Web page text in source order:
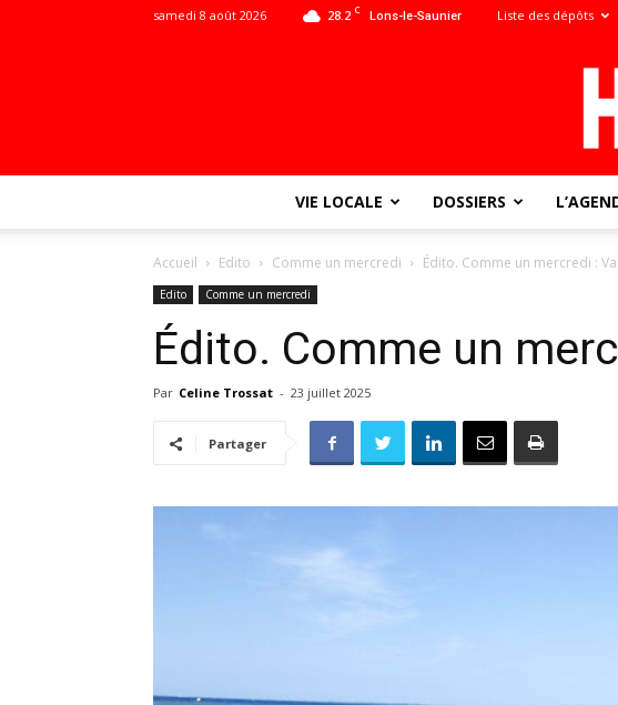
28.2 C Lons-le-Saunier
samedi 8 août 2026 Liste des dépôts
VIE LOCALE DOSSIERS
Accueil Edito Comme un mercredi Édito. Comme un mercredi :
Edito Comme un mercredi
Édito. Comme un
Par Celine Trossat - 23 juillet 2025
Partager